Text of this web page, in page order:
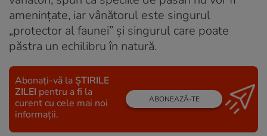
amenințate, iar vânătorul este singurul
„protector al faunei” și singurul care poate
păstra un echilibru în natură.
Abonați-vă la ȘTIRILE
ZILEI pentru a fi la
curent cu cele mai noi
informații.
ABONEAZĂ-TE